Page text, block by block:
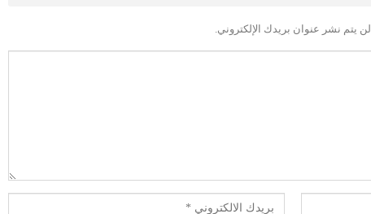
لن يتم نشر عنوان بريدك الإلكتروني.